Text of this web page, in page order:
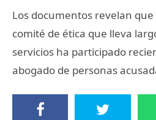
Los documentos revelan
comité de ética que lleva
servicios ha participado
abogado de personas